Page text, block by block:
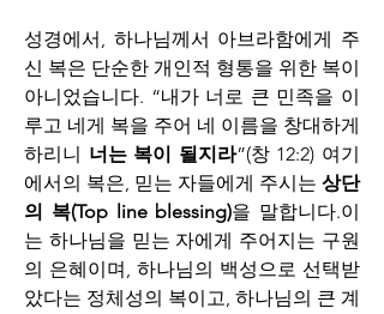
성경에서, 하나님께서 아브라함에게 주
신 복은 단순한 개인적 형통을 위한 복이
아니었습니다. “내가 너로 큰 민족을 이
루고 네게 복을 주어 네 이름을 창대하게
하리니 너는 복이 될지라”(창 12:2) 여기
에서의 복은, 믿는 자들에게 주시는 상단
의 복(Top line blessing)을 말합니다.이
는 하나님을 믿는 자에게 주어지는 구원
의 은혜이며, 하나님의 백성으로 선택받
았다는 정체성의 복이고, 하나님의 큰 계